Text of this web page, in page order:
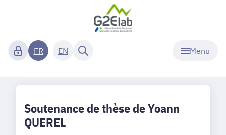
Menu
FR EN
Soutenance de thèse de Yoann
QUEREL